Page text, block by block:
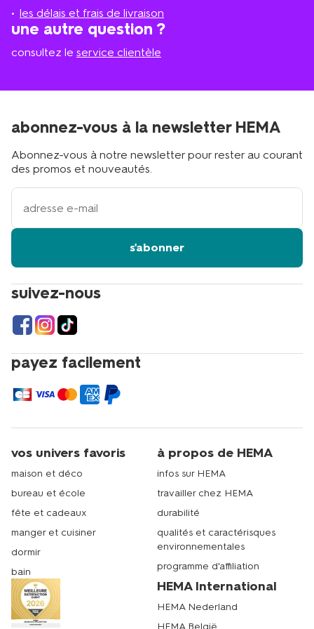
les délais et frais de livraison
une autre question ?
consultez le service clientèle
proche
suivez-nous
payez facilement
abonnez-vous à la newsletter HEMA
Abonnez-vous à notre newsletter pour rester au courant
des promos et nouveautés.
votre
adresse
s'abonner
vos univers favoris
maison et déco
bureau et école
fête et cadeaux
manger et cuisiner
dormir
bain
à propos de HEMA
infos sur HEMA
travailler chez HEMA
durabilité
qualités et caractérisques
environnementales
programme d'affiliation
HEMA International
HEMA Nederland
HEMA België